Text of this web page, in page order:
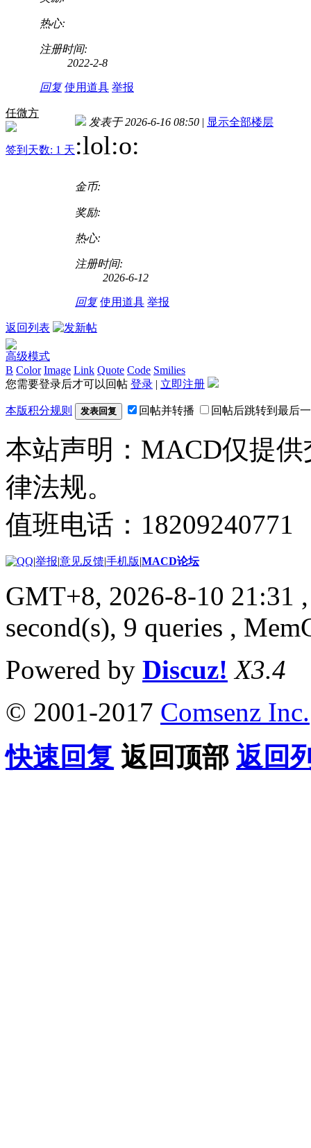
热心:
注册时间:
2022-2-8
回复 使用道具 举报
任微方
签到天数: 1 天
发表于 2026-6-16 08:50 | 显示全部楼层
:lol:o:
金币:
奖励:
热心:
注册时间:
2026-6-12
回复 使用道具 举报
返回列表
高级模式
B Color Image Link Quote Code Smilies
您需要登录后才可以回帖 登录 | 立即注册
本版积分规则 发表回复 回帖并转播 回帖后跳转到最后
本站声明：MACD仅提
律法规。
值班电话：
|举报|意见反馈|手机版|MACD论坛
GMT+8, 2026-8-10 21:31
second(s), 9 queries ,
Powered by Discuz! X3.4
© 2001-2017 Comsenz Inc.
快速回复 返回顶部 返回